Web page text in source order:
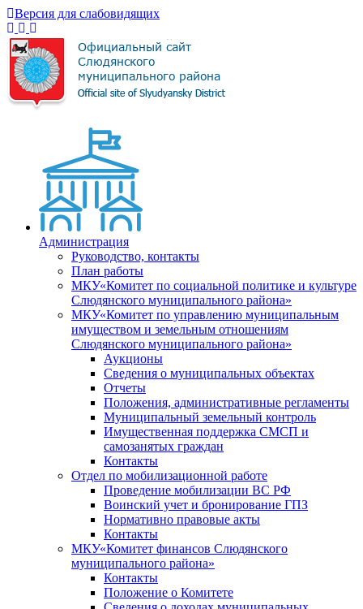
Версия для слабовидящих
Администрация
Руководство, контакты
План работы
МКУ«Комитет по социальной политике и культуре
Слюдянского муниципального района»
МКУ«Комитет по управлению муниципальным
имуществом и земельным отношениям
Слюдянского муниципального района»
Аукционы
Сведения о муниципальных объектах
Отчеты
Положения, административные регламенты
Муниципальный земельный контроль
Имущественная поддержка СМСП и
самозанятых граждан
Контакты
Отдел по мобилизационной работе
Проведение мобилизации ВС РФ
Воинский учет и бронирование ГПЗ
Нормативно правовые акты
Контакты
МКУ«Комитет финансов Слюдянского
муниципального района»
Контакты
Положение о Комитете